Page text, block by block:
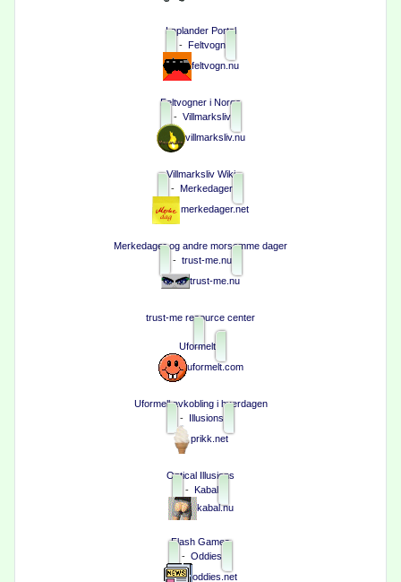
Laplander Portal
- Feltvogn
feltvogn.nu
Feltvogner i Norge
- Villmarksliv
villmarksliv.nu
Villmarksliv Wiki
- Merkedager
merkedager.net
Merkedager og andre morsomme dager
- trust-me.nu
trust-me.nu
trust-me resource center
Uformelt
uformelt.com
Uformell avkobling i hverdagen
- Illusions
prikk.net
Optical Illusions
- Kabal
kabal.nu
Flash Games
- Oddies
oddies.net